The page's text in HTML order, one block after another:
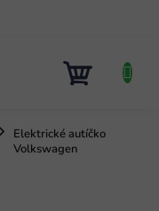
KOŠÍK
Elektrické autíčko
Volkswagen